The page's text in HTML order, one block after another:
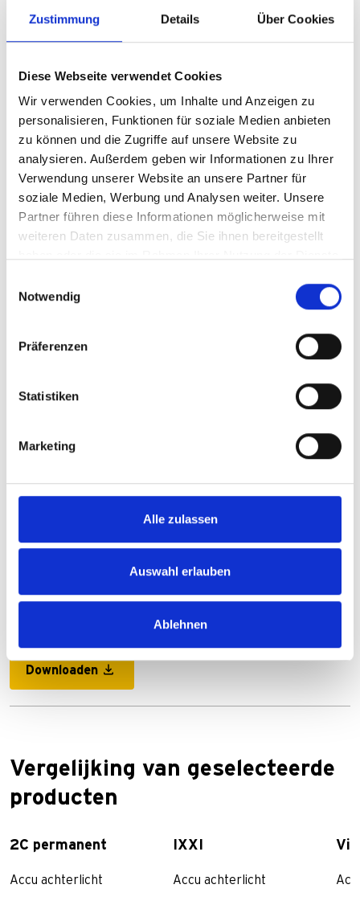
Zustimmung Details Über Cookies
Diese Webseite verwendet Cookies
Wir verwenden Cookies, um Inhalte und Anzeigen zu
personalisieren, Funktionen für soziale Medien anbieten
zu können und die Zugriffe auf unsere Website zu
analysieren. Außerdem geben wir Informationen zu Ihrer
Verwendung unserer Website an unsere Partner für
soziale Medien, Werbung und Analysen weiter. Unsere
Partner führen diese Informationen möglicherweise mit
weiteren Daten zusammen, die Sie ihnen bereitgestellt
Notwendig
Präferenzen
Statistiken
Marketing
Alle zulassen
Auswahl erlauben
Ablehnen
Artikelnummer 326US
Downloads
Downloaden
Vergelijking van geselecteerde
producten
2C permanent
Accu achterlicht
IXXI
Accu achterlicht